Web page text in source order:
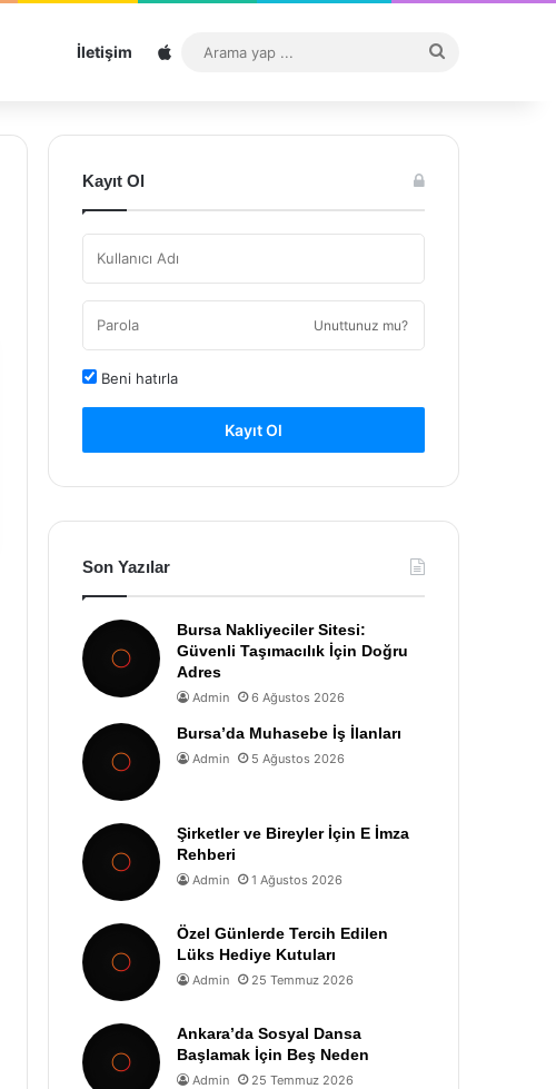
İletişim Sitemap
...
Kayıt Ol
Unuttunuz mu?
Beni hatırla
Kayıt Ol
Son Yazılar
Bursa Nakliyeciler Sitesi:
Güvenli Taşımacılık İçin Doğru
Adres
Admin 6 Ağustos 2026
Bursa’da Muhasebe İş İlanları
Admin 5 Ağustos 2026
Şirketler ve Bireyler İçin E İmza
Rehberi
Admin 1 Ağustos 2026
Özel Günlerde Tercih Edilen
Lüks Hediye Kutuları
Admin 25 Temmuz 2026
Ankara’da Sosyal Dansa
Başlamak İçin Beş Neden
Admin 25 Temmuz 2026